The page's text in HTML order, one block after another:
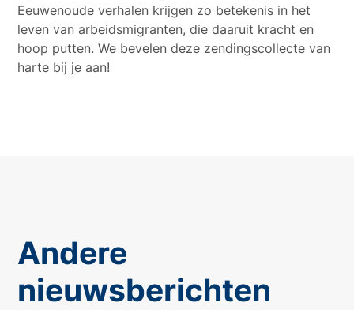
Eeuwenoude verhalen krijgen zo betekenis in het
leven van arbeidsmigranten, die daaruit kracht en
hoop putten. We bevelen deze zendingscollecte van
harte bij je aan!
Andere
nieuwsberichten